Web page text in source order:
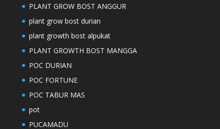
PLANT GROW BOST ANGGUR
plant grow bost durian
plant growth bost alpukat
PLANT GROWTH BOST MANGGA
POC DURIAN
POC FORTUNE
POC TABUR MAS
pot
PUCAMADU